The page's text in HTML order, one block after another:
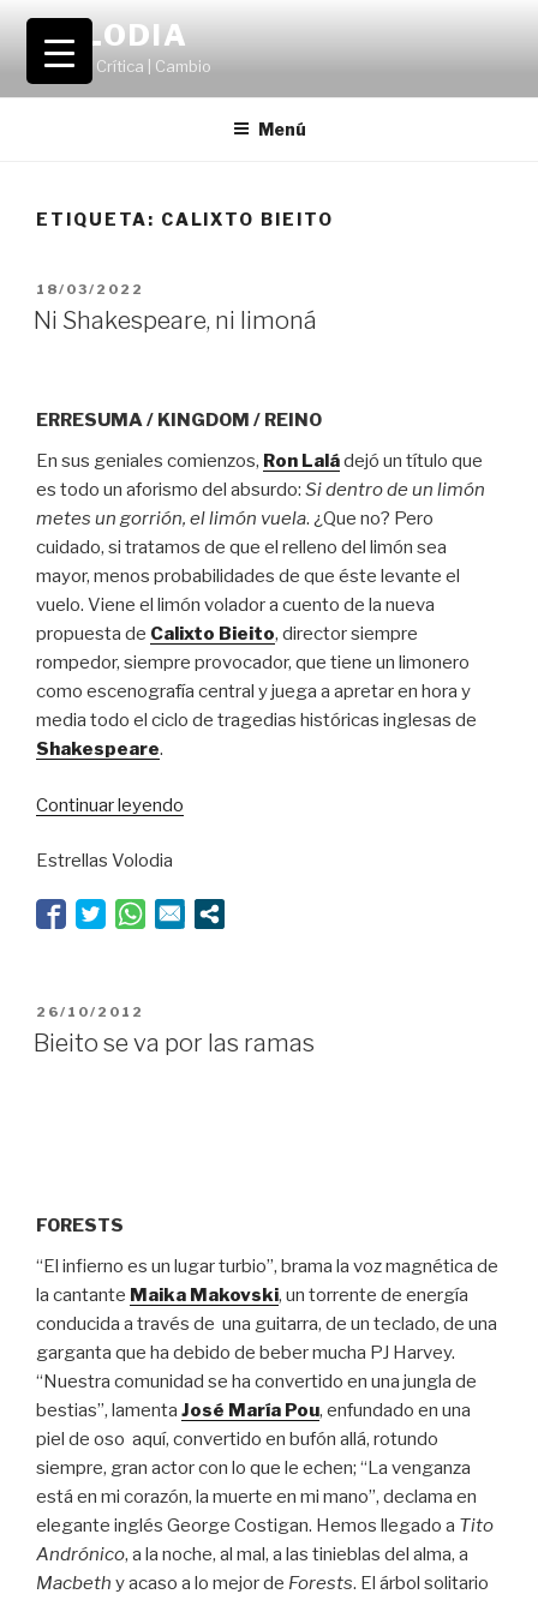
Saltar
contenido
VOLODIA
Teatro | Crítica | Cambio
Menú
ETIQUETA: CALIXTO BIEITO
PUBLICADO
EL
18/03/2022
Ni Shakespeare, ni limoná
ERRESUMA / KINGDOM / REINO
En sus geniales comienzos, Ron Laládejó un título que
es todo un aforismo del absurdo: Si dentro de un limón
metes un gorrión, el limón vuela. ¿Que no? Pero
cuidado, si tratamos de que el relleno del limón sea
mayor, menos probabilidades de que éste levante el
vuelo. Viene el limón volador a cuento de la nueva
propuesta de Calixto Bieito, director siempre
rompedor, siempre provocador, que tiene un limonero
como escenografía central y juega a apretar en hora y
media todo el ciclo de tragedias históricas inglesas de
Shakespeare.
Continuar leyendo
Estrellas Volodia
PUBLICADO
EL
26/10/2012
Bieito se va por las ramas
FORESTS
“El infierno es un lugar turbio”, brama la voz magnética de
la cantante Maika Makovski, un torrente de energía
conducida a través de una guitarra, de un teclado, de una
garganta que ha debido de beber mucha PJ Harvey.
“Nuestra comunidad se ha convertido en una jungla de
bestias”, lamenta José María Pou, enfundado en una
piel de oso aquí, convertido en bufón allá, rotundo
siempre, gran actor con lo que le echen; “La venganza
está en mi corazón, la muerte en mi mano”, declama en
elegante inglés George Costigan. Hemos llegado a Tito
Andrónico, a la noche, al mal, a las tinieblas del alma, a
Macbeth y acaso a lo mejor de Forests. El árbol solitario